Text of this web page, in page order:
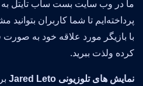
ما در وب سایت بست ساب تایتل به
پرداخته‌ایم تا شما کاربران
با بازیگر مورد علاقه خود به
کرده ولذت ببرید.
نمایش های تلوزیونی Jared Leto